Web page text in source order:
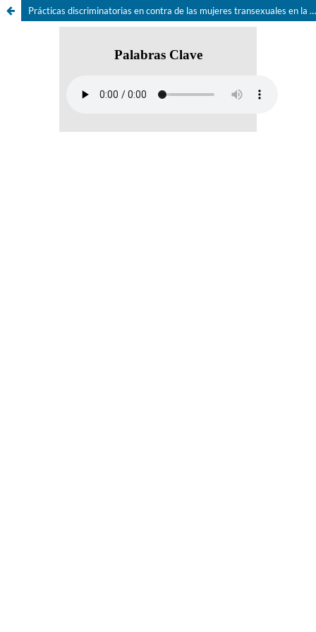
Prácticas discriminatorias en contra de las mujeres transexuales en la participación política salvadoreña